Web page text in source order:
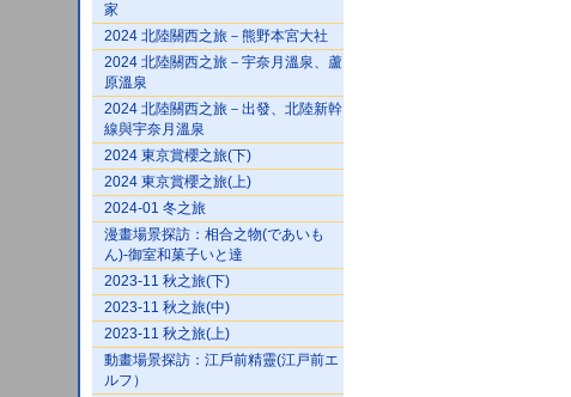
家
2024 北陸關西之旅－熊野本宮大社
2024 北陸關西之旅－宇奈月溫泉、蘆
原溫泉
2024 北陸關西之旅－出發、北陸新幹
線與宇奈月溫泉
2024 東京賞櫻之旅(下)
2024 東京賞櫻之旅(上)
2024-01 冬之旅
漫畫場景探訪：相合之物(であいも
ん)-御室和菓子いと達
2023-11 秋之旅(下)
2023-11 秋之旅(中)
2023-11 秋之旅(上)
動畫場景探訪：江戶前精靈(江戸前エ
ルフ）